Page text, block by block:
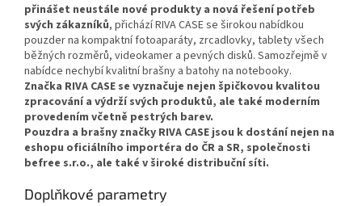
přinášet neustále nové produkty a nová řešení potřeb
svých zákazníků, přichází RIVA CASE se širokou nabídkou
pouzder na kompaktní fotoaparáty, zrcadlovky, tablety všech
běžných rozměrů, videokamer a pevných disků. Samozřejmě v
nabídce nechybí kvalitní brašny a batohy na notebooky.
Značka RIVA CASE se vyznačuje nejen špičkovou kvalitou
zpracování a výdrží svých produktů, ale také moderním
provedením včetně pestrých barev.
Pouzdra a brašny značky RIVA CASE jsou k dostání nejen na
eshopu oficiálního importéra do ČR a SR, společnosti
befree s.r.o., ale také v široké distribuční síti.
Doplňkové parametry